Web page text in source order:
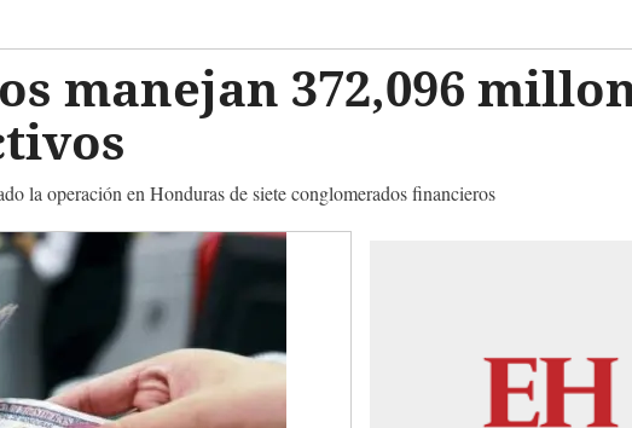
manejan 372,096
la operación en Honduras de siete conglomerados financieros